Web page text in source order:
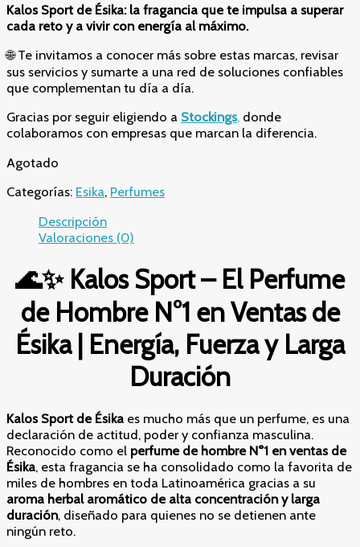
Kalos Sport de Ésika: la fragancia que te impulsa a superar
cada reto y a vivir con energía al máximo.
🌐 Te invitamos a conocer más sobre estas marcas, revisar
sus servicios y sumarte a una red de soluciones confiables
que complementan tu día a día.
Gracias por seguir eligiendo a Stockings, donde
colaboramos con empresas que marcan la diferencia.
Agotado
Categorías: Esika, Perfumes
Descripción
Valoraciones (0)
🌊✨ Kalos Sport – El Perfume
de Hombre N°1 en Ventas de
Ésika | Energía, Fuerza y Larga
Duración
Kalos Sport de Ésika es mucho más que un perfume, es una
declaración de actitud, poder y confianza masculina.
Reconocido como el perfume de hombre N°1 en ventas de
Ésika, esta fragancia se ha consolidado como la favorita de
miles de hombres en toda Latinoamérica gracias a su
aroma herbal aromático de alta concentración y larga
duración, diseñado para quienes no se detienen ante
ningún reto.